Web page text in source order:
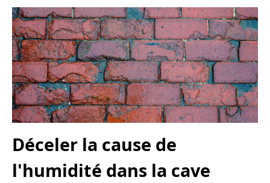
Déceler la cause de
l'humidité dans la cave